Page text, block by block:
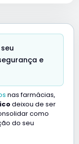
e
nas farmácias,
deixou de ser
como
do seu